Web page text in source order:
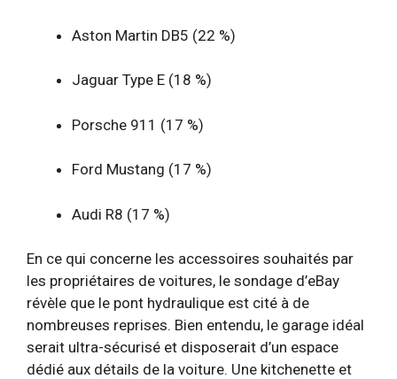
Aston Martin DB5 (22 %)
Jaguar Type E (18 %)
Porsche 911 (17 %)
Ford Mustang (17 %)
Audi R8 (17 %)
En ce qui concerne les accessoires souhaités par
les propriétaires de voitures, le sondage d’eBay
révèle que le pont hydraulique est cité à de
nombreuses reprises. Bien entendu, le garage idéal
serait ultra-sécurisé et disposerait d’un espace
dédié aux détails de la voiture. Une kitchenette et